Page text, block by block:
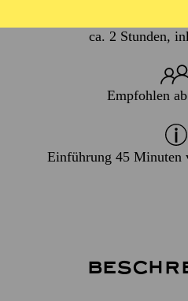
ca. 2 Stunden,
Empfohlen
Einführung 45 Minuten